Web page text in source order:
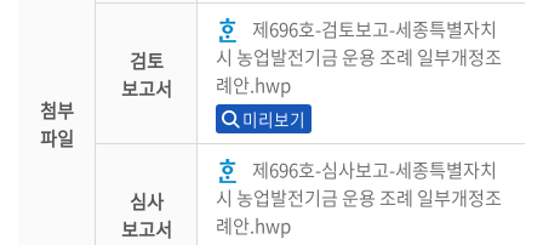
첨부
파일
검토
보고서
제696호-검토보고-세종특별자치
시 농업발전기금 운용 조례 일부개정조
례안.hwp
미리보기
심사
보고서
제696호-심사보고-세종특별자치
시 농업발전기금 운용 조례 일부개정조
례안.hwp